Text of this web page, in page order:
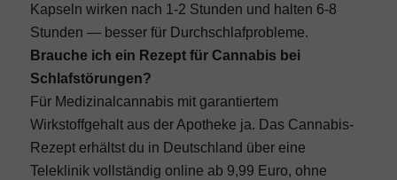
Kapseln wirken nach 1-2 Stunden und halten 6-8
Stunden — besser für Durchschlafprobleme.
Brauche ich ein Rezept für Cannabis bei
Schlafstörungen?
Für Medizinalcannabis mit garantiertem
Wirkstoffgehalt aus der Apotheke ja. Das Cannabis-
Rezept erhältst du in Deutschland über eine
Teleklinik vollständig online ab 9,99 Euro, ohne